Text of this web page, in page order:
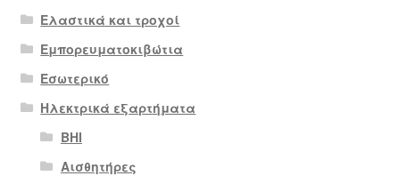
Ελαστικά και τροχοί
Εμπορευματοκιβώτια
Εσωτερικό
Ηλεκτρικά εξαρτήματα
BHI
Αισθητήρες